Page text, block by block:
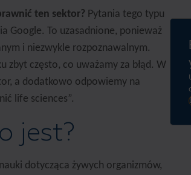
ten sektor? Pytania tego typu
Google. To uzasadnione, ponieważ
i niezwykle rozpoznawalnym.
zbyt często, co uważamy za błąd. W
a dodatkowo odpowiemy na
life sciences”.
jest?
dotycząca żywych organizmów,